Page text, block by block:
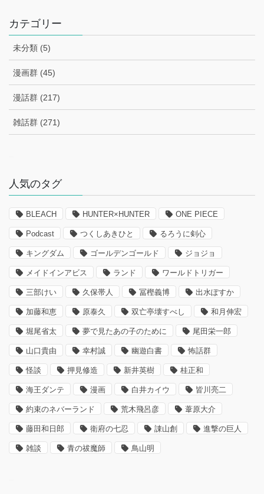
カテゴリー
未分類 (5)
漫画群 (45)
漫話群 (217)
雑話群 (271)
人気のタグ
BLEACH HUNTER×HUNTER ONE PIECE
Podcast つくしあきひと るろうに剣心
キングダム ゴールデンゴールド ジョジョ
メイドインアビス ランド ワールドトリガー
三部けい 久保帯人 冨樫義博 出水ぽすか
加藤和恵 原泰久 双亡亭壊すべし 和月伸宏
堀尾省太 夢で見たあの子のために 尾田栄一郎
山口貴由 幸村誠 幽遊白書 怖話群
怪談 押見修造 新井英樹 桂正和
海王ダンテ 漫画 白井カイウ 皆川亮二
約束のネバーランド 荒木飛呂彦 葦原大介
藤田和日郎 衛府の七忍 諌山創 進撃の巨人
雑談 青の祓魔師 鳥山明